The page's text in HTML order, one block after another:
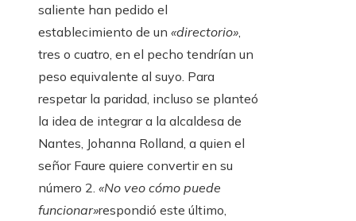
saliente han pedido el
establecimiento de un «directorio»
tres o cuatro, en el pecho tendrían un
peso equivalente al suyo. Para
respetar la paridad, incluso se planteó
la idea de integrar a la alcaldesa de
Nantes, Johanna Rolland, a quien el
señor Faure quiere convertir en su
número 2. «No veo cómo puede
funcionar»respondió este último,